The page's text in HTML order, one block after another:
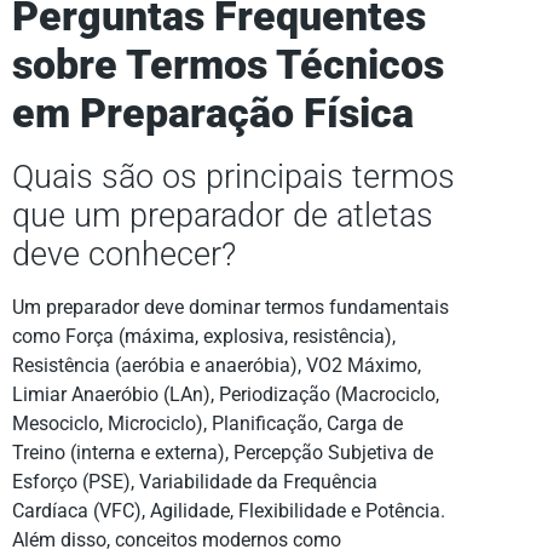
Perguntas Frequentes
sobre Termos Técnicos
em Preparação Física
Quais são os principais termos
que um preparador de atletas
deve conhecer?
Um preparador deve dominar termos fundamentais
como Força (máxima, explosiva, resistência),
Resistência (aeróbia e anaeróbia), VO2 Máximo,
Limiar Anaeróbio (LAn), Periodização (Macrociclo,
Mesociclo, Microciclo), Planificação, Carga de
Treino (interna e externa), Percepção Subjetiva de
Esforço (PSE), Variabilidade da Frequência
Cardíaca (VFC), Agilidade, Flexibilidade e Potência.
Além disso, conceitos modernos como